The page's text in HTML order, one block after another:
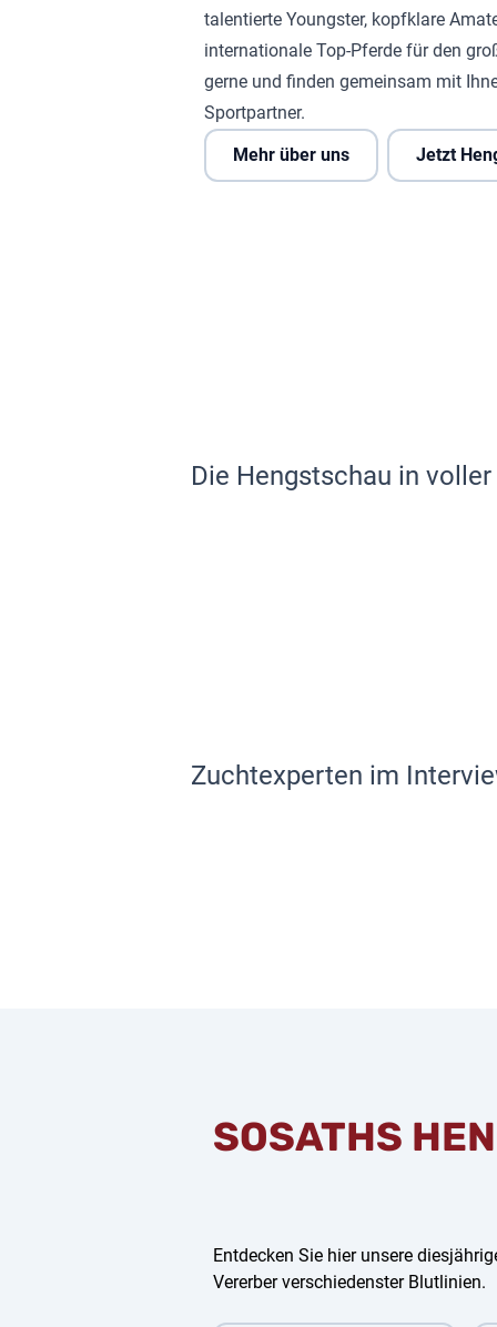
talentierte Youngster, kopfklare
internationale Top-Pferde für den
gerne und finden gemeinsam mit
Sportpartner.
Mehr über uns
Jetzt
Die Hengstschau in voller
Zuchtexperten im
SOSATHS
Entdecken Sie hier unsere
Vererber verschiedenster Blutlinien.